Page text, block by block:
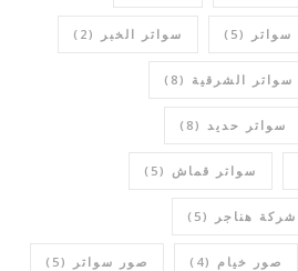
سواتر (5) سواتر الخبر (2)
سواتر الشرقية (8)
سواتر حديد (8)
سواتر قماش (5)
شركة هناجر (5)
صور خيام (4) صور سواتر (5)